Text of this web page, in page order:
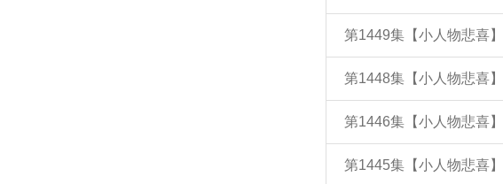
第1449集【小人物悲喜
第1448集【小人物悲喜
第1446集【小人物悲喜
第1445集【小人物悲喜